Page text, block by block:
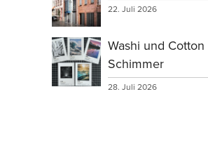
22. Juli 2026
Washi und
Schimmer
28. Juli 2026